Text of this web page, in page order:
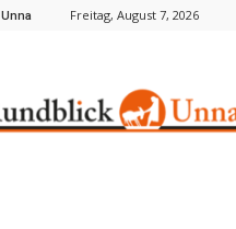
Unna Freitag, August 7, 2026